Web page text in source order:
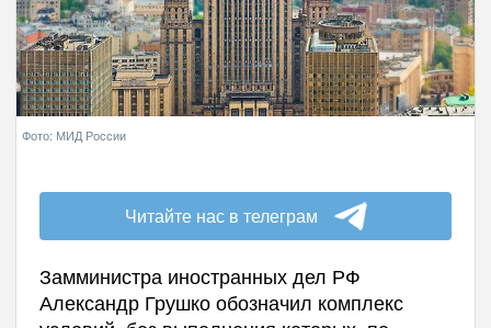
Фото: МИД России
Читайте нас в телеграм
Замминистра иностранных дел РФ
Александр Грушко обозначил комплекс